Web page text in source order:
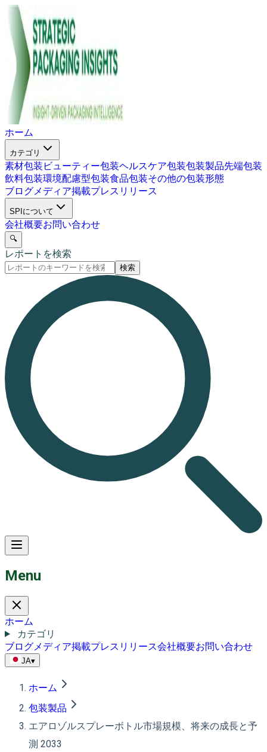
ホーム
カテゴリ
素材包装 ビューティー包装ヘルスケア包装包装製品先端包装
飲料包装環境配慮型包装食品包装その他の包装形態
ブログメディア掲載プレスリリース
SPIについて
会社概要お問い合わせ
🔍
レポートを検索
検索
Menu
ホーム
カテゴリ
ブログメディア掲載プレスリリース会社概要お問い合わせ
JA▾
ホーム
包装製品
エアロゾルスプレーボトル市場規模、将来の成長と予
測 2033